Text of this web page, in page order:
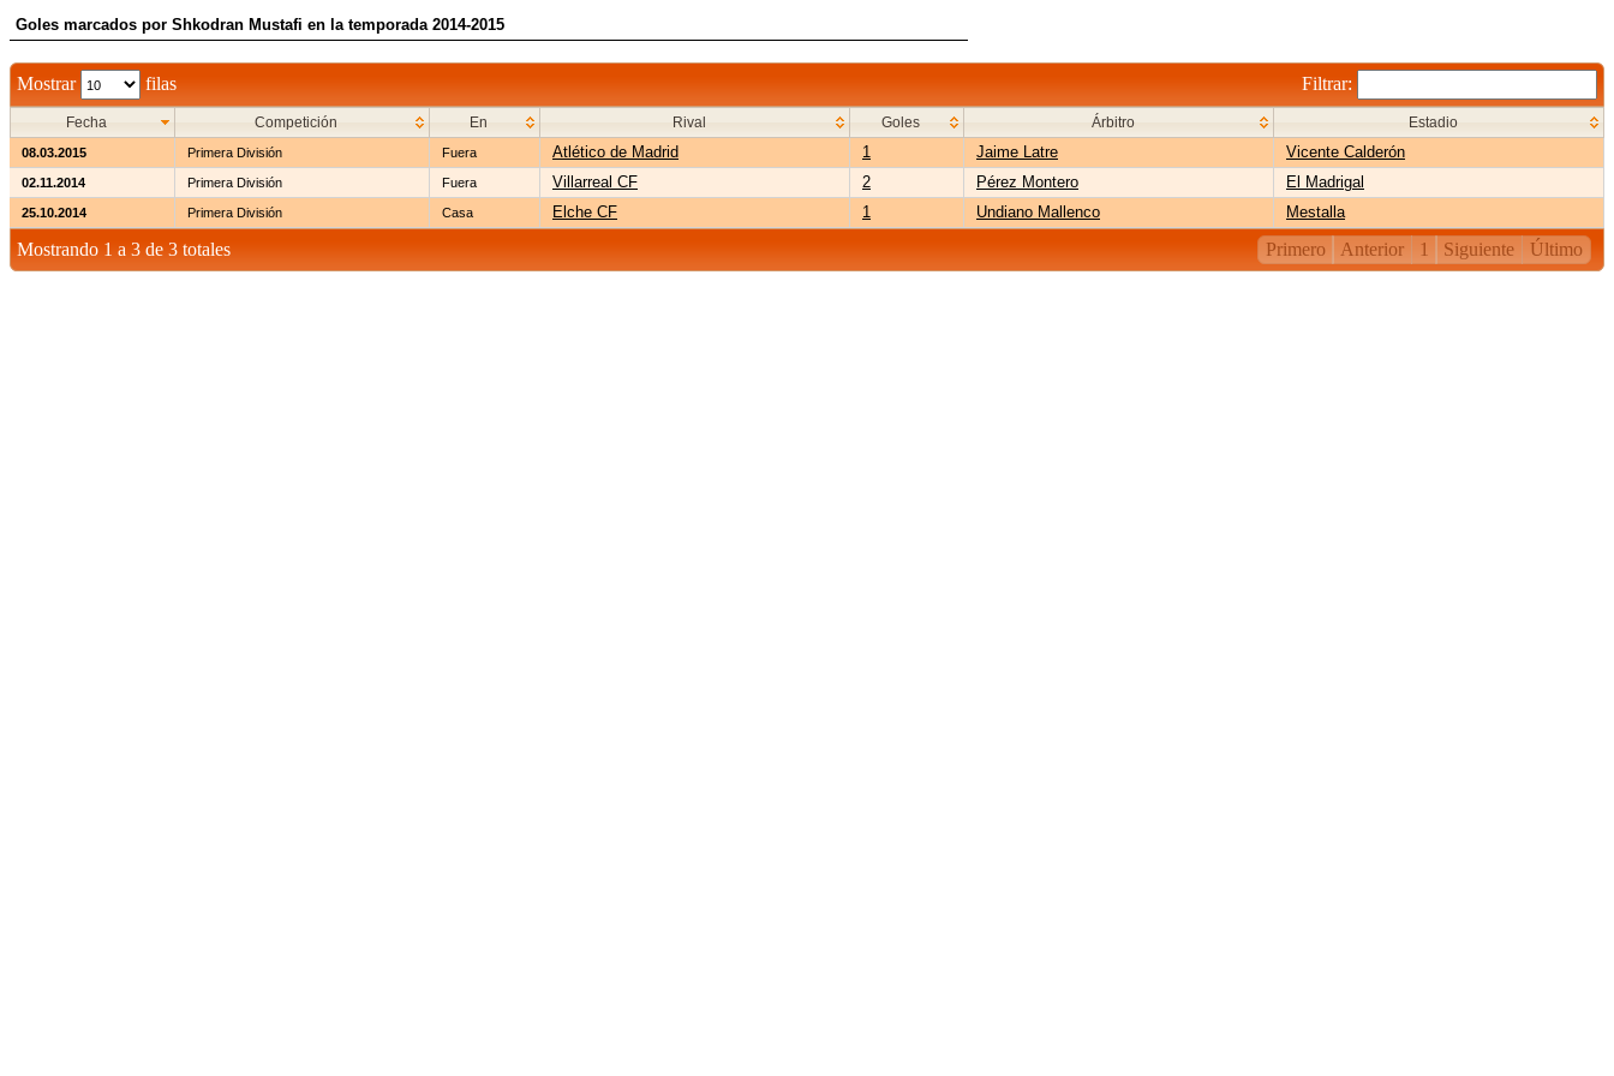
Goles marcados por Shkodran Mustafi en la temporada 2014-2015
Mostrar filas Filtrar:
Fecha Competición En Rival Goles Árbitro Estadio
08.03.2015 Primera División Fuera Atlético de Madrid 1 Jaime Latre Vicente Calderón
02.11.2014 Primera División Fuera Villarreal CF 2 Pérez Montero El Madrigal
25.10.2014 Primera División Casa Elche CF 1 Undiano Mallenco Mestalla
Mostrando 1 a 3 de 3 totales Primero Anterior 1 Siguiente Último